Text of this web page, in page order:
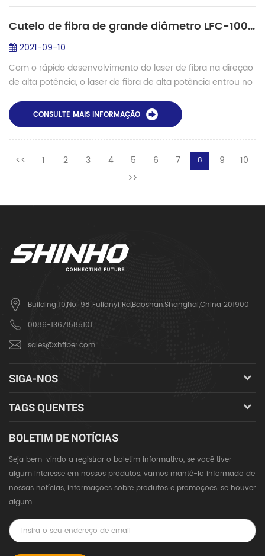
Cutelo de fibra de grande diâmetro LFC-100 para revestimento de 250um e 400um
2021-09-10
Com o rápido desenvolvimento do laser de fibra na direção
de alta potência, o laser de fibra de alta potência entrou no
atenção é dada ...
CONSULTE MAIS INFORMAÇÃO
<< 1 2 3 4 5 6 7 8 9
10
>>
Building 10,No. 98 Fulianyi Rd,Baoshan,Shanghai,China 201900
0086-13671585101
sales@xhfiber.com
SIGA-NOS
TAGS QUENTES
BOLETIM DE NOTÍCIAS
Seja bem-vindo a registrar o boletim informativo, se você tiver
algum interesse em nossos produtos, vamos mantê-lo informado de
nossas notícias, informações sobre produtos e promoções, se houver
algum.